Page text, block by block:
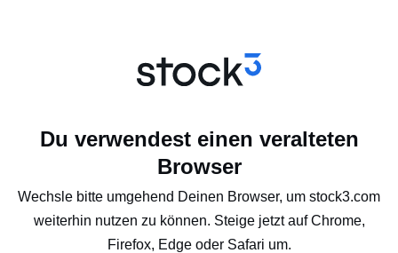
Du verwendest einen veralteten
Browser
Wechsle bitte umgehend Deinen Browser, um stock3.com
weiterhin nutzen zu können. Steige jetzt auf Chrome,
Firefox, Edge oder Safari um.